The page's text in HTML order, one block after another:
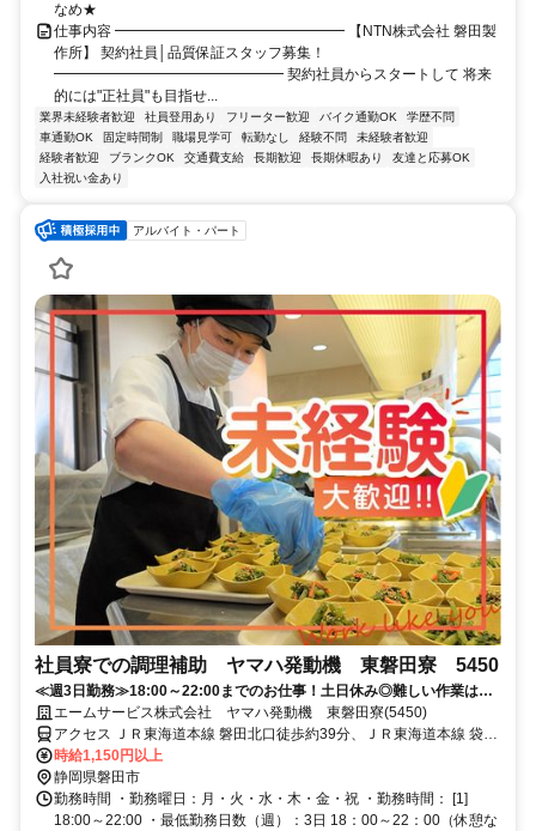
なめ★
仕事内容 ━━━━━━━━━━━━━━━━ 【NTN株式会社 磐田製
作所】 契約社員│品質保証スタッフ募集！
━━━━━━━━━━━━━━━━ 契約社員からスタートして 将来
的には"正社員"も目指せ...
業界未経験者歓迎 社員登用あり フリーター歓迎 バイク通勤OK
学歴不問
車通勤OK
固定時間制 職場見学可 転勤なし 経験不問
未経験者歓迎
経験者歓迎
ブランクOK 交通費支給 長期歓迎 長期休暇あり
友達と応募OK
入社祝い金あり
アルバイト・パート
社員寮での調理補助 ヤマハ発動機 東磐田寮 5450
≪週3日勤務≫18:00～22:00までのお仕事！土日休み◎難しい作業はな
し！盛付・提供・洗浄などをお任せ♪
エームサービス株式会社 ヤマハ発動機 東磐田寮(5450)
アクセス ＪＲ東海道本線 磐田北口徒歩約39分、ＪＲ東海道本線 袋井
南口徒歩約68分、ＪＲ東海道本線 豊田町北口徒歩約74分 ※住所から
自動設定しているため、MAPの位置がずれている場合がございます
時給1,150円以上
静岡県磐田市
勤務時間 ・勤務曜日：月・火・水・木・金・祝 ・勤務時間： [1]
18:00～22:00 ・最低勤務日数（週）：3日 18：00～22：00（休憩な